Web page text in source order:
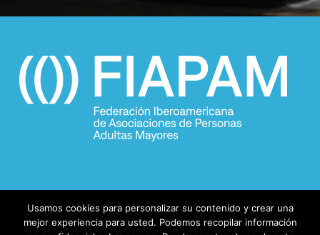
Usamos cookies para personalizar su contenido y crear una
mejor experiencia para usted. Podemos recopilar información